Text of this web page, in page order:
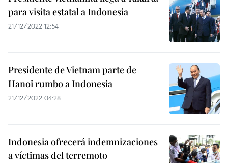
para visita estatal a Indonesia
21/12/2022 12:54
Presidente de Vietnam parte de
Hanoi rumbo a Indonesia
21/12/2022 04:28
Indonesia ofrecerá indemnizaciones
a víctimas del terremoto